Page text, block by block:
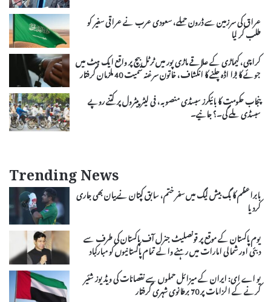
عراق کی سرزمین سے ڈرون حملے، سعودی عرب نے عراقی سفیر کو
طلب کر لیا
کراچی، کیماڑی کے علاقے ماڑی پور میں ٹرٹل بیچ پر واقع ایک ہٹ میں
جوئے کا بڑا اڈہ چلنے کا انکشاف، خاتون سرغنہ سمیت 40 ملزمان گرفتار
پنجاب حکومت کا بائیکرز سبسڈی منصوبہ، فی لیٹر پیٹرول پر کتنے روپے
سبسڈی ملے گی۔؟ جانیے۔
Trending News
بابراعظم کا بگ بیش لیگ میں سفر ختم، سابق کپتان نے بیان بھی جاری
کردیا
یوم پاکستان کے موقع پر قونصلیٹ جنرل آف پاکستان کی طرف سے
دبئی اور شمالی امارات میں رہنے والے تمام پاکستانیوں کو مبارکباد
یو اے ای: ایران کے میزائل حملوں سے نقصانات کی ویڈیوز شئیر
کرنے کے الزامات پر 70 برطانوی شہری گرفتار